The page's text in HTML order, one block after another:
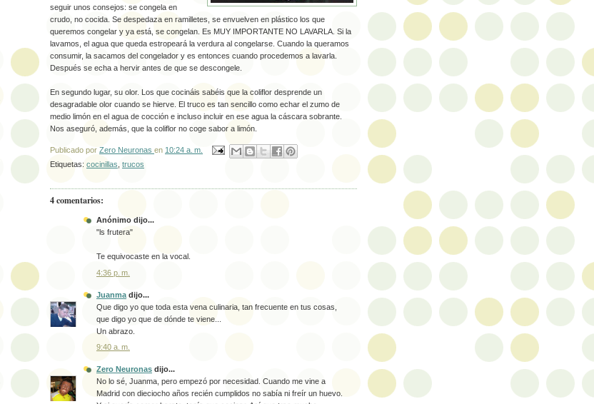
seguir unos consejos: se congela en
crudo, no cocida. Se despedaza en ramilletes, se envuelven en plástico los que
queremos congelar y ya está, se congelan. Es MUY IMPORTANTE NO LAVARLA. Si la
lavamos, el agua que queda estropeará la verdura al congelarse. Cuando la queramos
consumir, la sacamos del congelador y es entonces cuando procedemos a lavarla.
Después se echa a hervir antes de que se descongele.
En segundo lugar, su olor. Los que cocináis sabéis que la coliflor desprende un
desagradable olor cuando se hierve. El truco es tan sencillo como echar el zumo de
medio limón en el agua de cocción e incluso incluir en ese agua la cáscara sobrante.
Nos aseguró, además, que la coliflor no coge sabor a limón.
Publicado por Zero Neuronas en 10:24 a. m.
Etiquetas: cocinillas, trucos
4 comentarios:
Anónimo dijo...
"ls frutera"
Te equivocaste en la vocal.
4:36 p. m.
Juanma dijo...
Que digo yo que toda esta vena culinaria, tan frecuente en tus cosas,
que digo yo que de dónde te viene...
Un abrazo.
9:40 a. m.
Zero Neuronas dijo...
No lo sé, Juanma, pero empezó por necesidad. Cuando me vine a
Madrid con dieciocho años recién cumplidos no sabía ni freír un huevo.